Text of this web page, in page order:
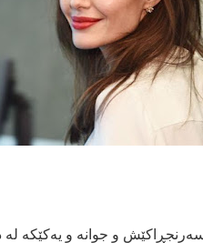
و جوانە و یەکێکە لە